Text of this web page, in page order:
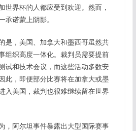
世界杯的人都应受到欢迎。然而，
承诺蒙上阴影。
，美国、加拿大和墨西哥虽然共
组织高度一体化。裁判员需要提前
试和技术会议，而这些活动多数安
此，即便部分比赛将在加拿大或墨
入美国，裁判也很难继续留在世界
阿尔坦事件暴露出大型国际赛事